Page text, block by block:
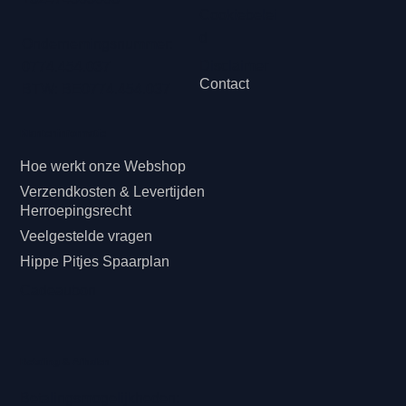
Hoe werkt onze Webshop
Veelgestelde vragen
Verzendkosten & Levertijden
Herroepingsrecht
Hippe Pitjes Spaarplan
Contact